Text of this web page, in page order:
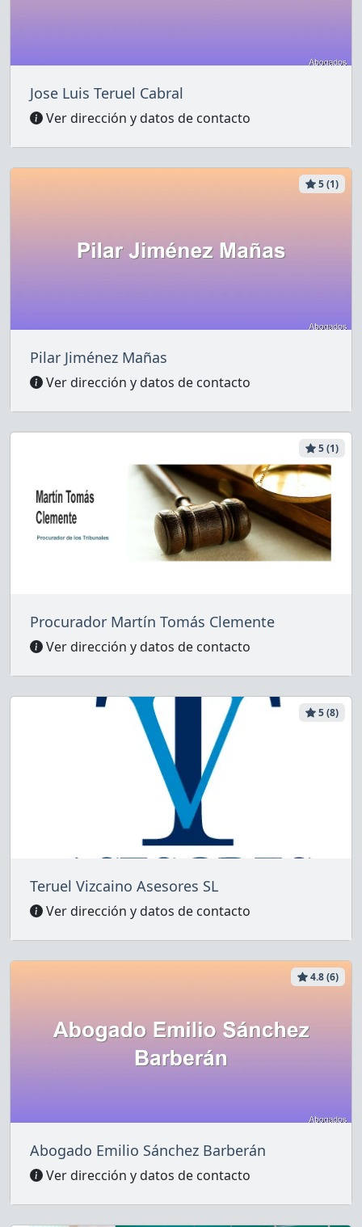
Jose Luis Teruel Cabral
Ver dirección y datos de contacto
5 (1)
Pilar Jiménez Mañas
Ver dirección y datos de contacto
5 (1)
Procurador Martín Tomás Clemente
Ver dirección y datos de contacto
5 (8)
Teruel Vizcaino Asesores SL
Ver dirección y datos de contacto
4.8 (6)
Abogado Emilio Sánchez Barberán
Ver dirección y datos de contacto